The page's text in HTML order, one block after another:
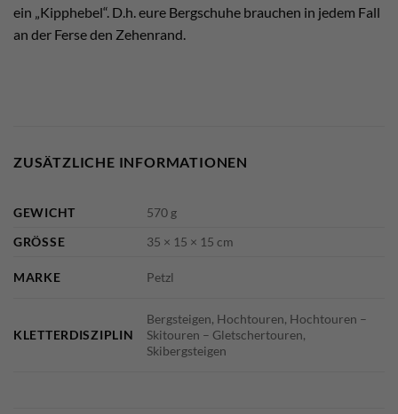
ein „Kipphebel“. D.h. eure Bergschuhe brauchen in jedem Fall
an der Ferse den Zehenrand.
ZUSÄTZLICHE INFORMATIONEN
GEWICHT
570 g
GRÖSSE
35 × 15 × 15 cm
MARKE Petzl
KLETTERDISZIPLIN
Bergsteigen, Hochtouren, Hochtouren –
Skitouren – Gletschertouren,
Skibergsteigen